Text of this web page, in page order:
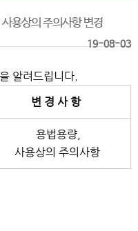
용상의 주의사항 변경
19-08-03
알려드립니다.
변 경 사 항
용법용량,
사용상의 주의사항